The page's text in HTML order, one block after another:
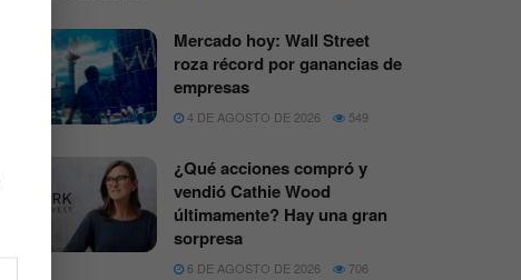
Mercado hoy: Wall Street
roza récord por ganancias de
empresas
4 DE AGOSTO DE 2026 549
¿Qué acciones compró y
vendió Cathie Wood
últimamente? Hay una gran
sorpresa
6 DE AGOSTO DE 2026 706